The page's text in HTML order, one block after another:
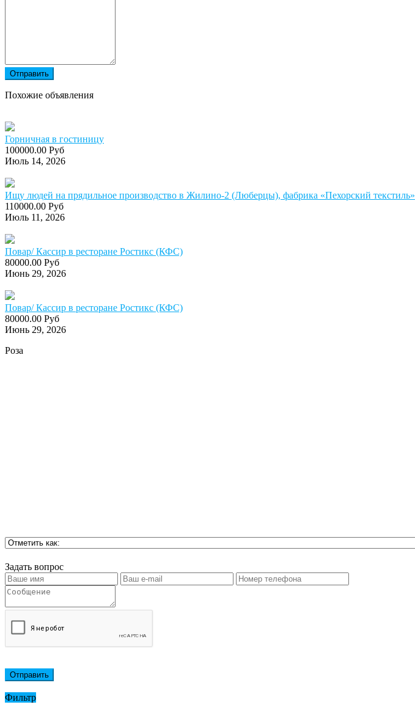
Отправить
Похожие объявления
Горничная в гостиницу
100000.00 Руб
Июль 14, 2026
Ищу людей на прядильное производство в Жилино-2 (Люберцы), фабрика «Пехорский текстиль»
110000.00 Руб
Июль 11, 2026
Повар/ Кассир в ресторане Ростикс (КФС)
80000.00 Руб
Июнь 29, 2026
Повар/ Кассир в ресторане Ростикс (КФС)
80000.00 Руб
Июнь 29, 2026
Роза
Задать вопрос
Отправить
Фильтр